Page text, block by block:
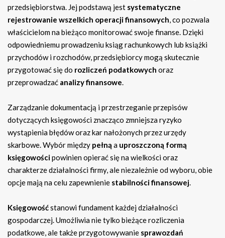
przedsiębiorstwa. Jej podstawą jest systematyczne
rejestrowanie wszelkich operacji finansowych, co pozwala
właścicielom na bieżąco monitorować swoje finanse. Dzięki
odpowiedniemu prowadzeniu ksiąg rachunkowych lub książki
przychodów i rozchodów, przedsiębiorcy mogą skutecznie
przygotować się do rozliczeń podatkowych oraz
przeprowadzać analizy finansowe.
Zarządzanie dokumentacją i przestrzeganie przepisów
dotyczących księgowości znacząco zmniejsza ryzyko
wystąpienia błędów oraz kar nałożonych przez urzędy
skarbowe. Wybór między pełną a uproszczoną formą
księgowościpowinien opierać się na wielkości oraz
charakterze działalności firmy, ale niezależnie od wyboru, obie
opcje mają na celu zapewnienie stabilności finansowej.
Księgowośćstanowi fundament każdej działalności
gospodarczej. Umożliwia nie tylko bieżące rozliczenia
podatkowe, ale także przygotowywanie sprawozdań